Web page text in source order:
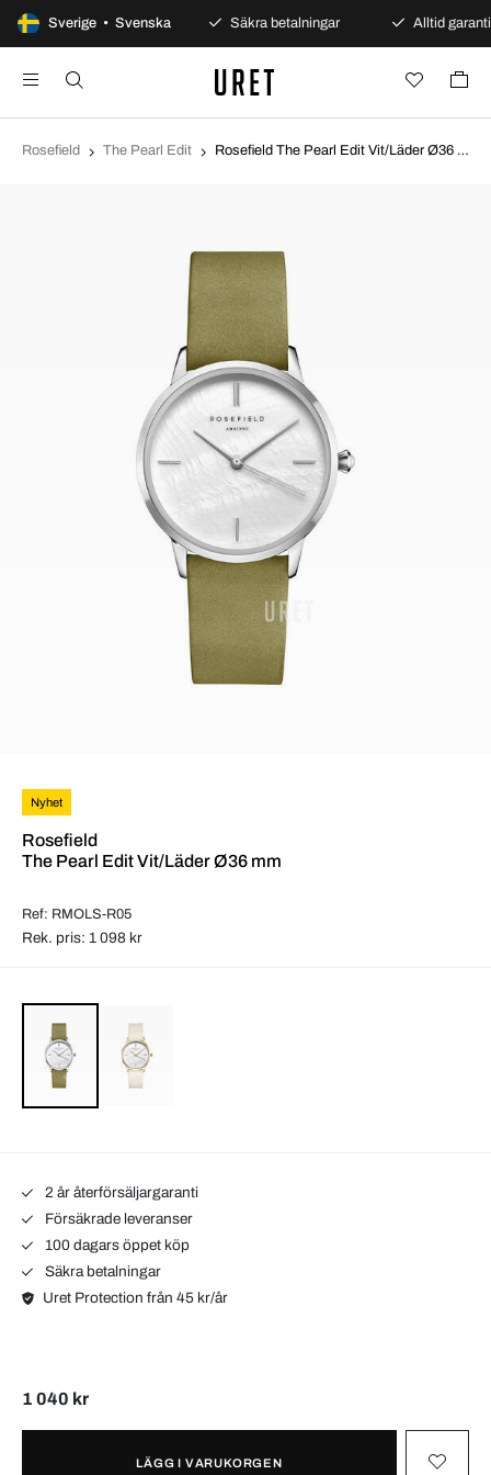
Sverige • Svenska
100 dagars öppet köp Säkra betalningar Alltid garanti
Rosefield The Pearl Edit Rosefield The Pearl Edit Vit/Läder Ø36 mm RMOLS-R05
Nyhet
Rosefield
The Pearl Edit Vit/Läder Ø36 mm
Ref: RMOLS-R05
Rek. pris: 1 098 kr
2 år återförsäljargaranti
Försäkrade leveranser
100 dagars öppet köp
Säkra betalningar
Uret Protection från 45 kr/år
1 040 kr
LÄGG I VARUKORGEN